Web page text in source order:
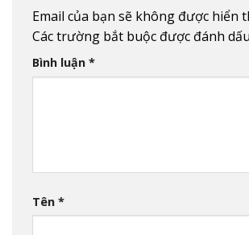
Email của bạn sẽ không được hiển
Các trường bắt buộc được đánh dấu
Bình luận *
Tên *